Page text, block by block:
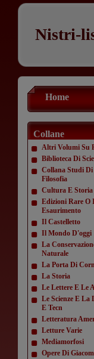
Nistri-
Home
Collane
Altri Volumi Su
Biblioteca Di
Collana Studi
Filosofia
Cultura E Storia
Edizioni Rare O
Esaurimento
Il Castelletto
Il Mondo D'oggi
La
Naturale
La Porta Di
La Storia
Le Lettere E Le
Le Scienze E La
E Tecn
Letteratura
Letture Varie
Mediamorfosi
Opere Di